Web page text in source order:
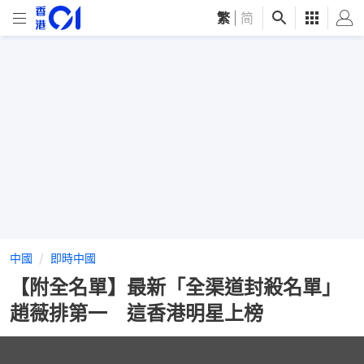
繁 简
中國 即時中國
【附全名單】最新「全渠道封殺名單」
趙薇排第一 這香港明星上榜